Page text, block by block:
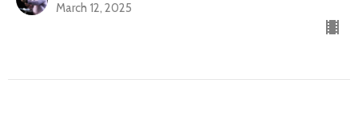
March 12, 2025